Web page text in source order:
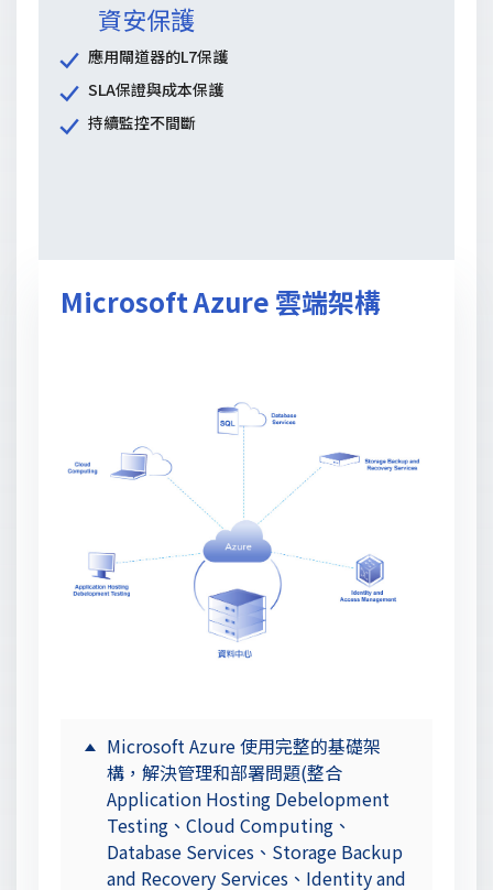
資安保護
應用閘道器的L7保護
SLA保證與成本保護
持續監控不間斷
Microsoft Azure 雲端架構
Microsoft Azure 使用完整的基礎架
構，解決管理和部署問題(整合
Application Hosting Debelopment
Testing、Cloud Computing、
Database Services、Storage Backup
and Recovery Services、Identity and